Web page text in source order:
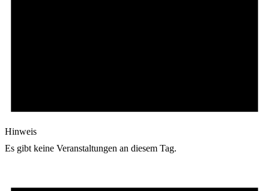
Hinweis
Es gibt keine Veranstaltungen an diesem Tag.